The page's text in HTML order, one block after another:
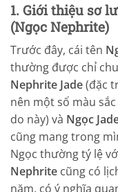
1. Giới thiệu sơ
(Ngọc Nephrite)
Trước đây, cái tên
thường được chỉ
Nephrite Jade(đặc
nên một số màu
do này) và Ngọc
cũng mang trong
Ngọc thường tý lệ
Nephrite cũng có
năm, có ý nghĩa